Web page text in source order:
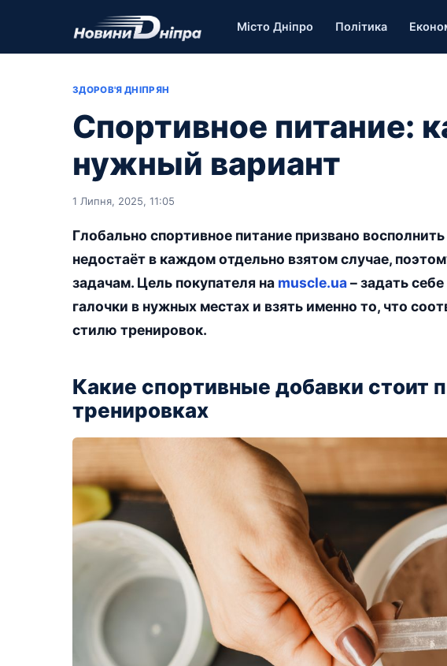
Місто Дніпро Політика
ЗДОРОВ'Я ДНІПРЯН
Спортивное питание:
нужный вариант
1 Липня, 2025, 11:05
Глобально спортивное питание призвано
недостаёт в каждом отдельно взятом случае,
задачам. Цель покупателя на muscle.ua– задать
галочки в нужных местах и взять именно то, что
стилю тренировок.
Какие спортивные добавки стоит
тренировках